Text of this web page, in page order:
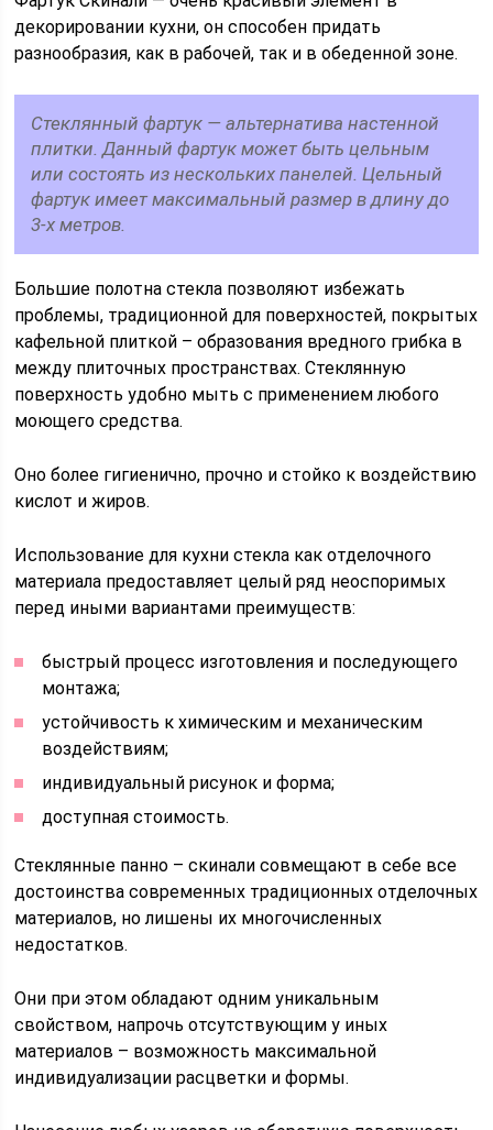
декорировании кухни, он способен придать
разнообразия, как в рабочей, так и в обеденной зоне.
Стеклянный фартук — альтернатива настенной
плитки. Данный фартук может быть цельным
или состоять из нескольких панелей. Цельный
фартук имеет максимальный размер в длину до
3-х метров.
Большие полотна стекла позволяют избежать
проблемы, традиционной для поверхностей, покрытых
кафельной плиткой – образования вредного грибка в
между плиточных пространствах. Стеклянную
поверхность удобно мыть с применением любого
моющего средства.
Оно более гигиенично, прочно и стойко к воздействию
кислот и жиров.
Использование для кухни стекла как отделочного
материала предоставляет целый ряд неоспоримых
перед иными вариантами преимуществ:
быстрый процесс изготовления и последующего
монтажа;
устойчивость к химическим и механическим
воздействиям;
индивидуальный рисунок и форма;
доступная стоимость.
Стеклянные панно – скинали совмещают в себе все
достоинства современных традиционных отделочных
материалов, но лишены их многочисленных
недостатков.
Они при этом обладают одним уникальным
свойством, напрочь отсутствующим у иных
материалов – возможность максимальной
индивидуализации расцветки и формы.